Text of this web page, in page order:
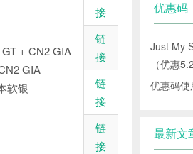
+ CN2 GIA
GIA
软银
接
链
接
链
接
链
接
优惠码
Just My
（优惠
优惠码使
最新文